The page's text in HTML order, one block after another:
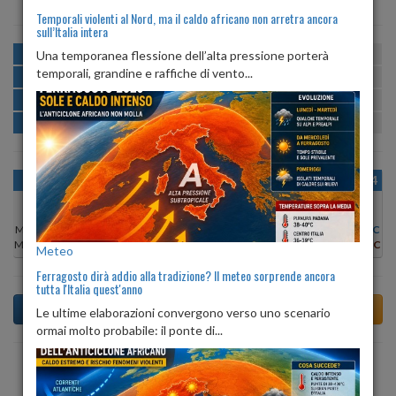
MATTINA min:20º max:27º U:
POMERIGGIO min:28º max:29º
SERA min:24º max:30º U:67% 78%
NOTTE min: 21º max:24º U:83%
OGGI
Min:
29°C
Max:31°C
DOM 09
Min:
Max:29°C
LUN 10
Min:28°C
Max:29°C
MAR 11
Min:
31°C
Max:31°C
MER 12
Max:31°C
GIO 13
Min:29°C
Max:31°C
VEN 14
29°C
Max:30°C
Previsioni del Tempo a Terzo d'Aquileia di domani
Temporali violenti al Nord, ma il caldo africano non arretra ancora
sull’Italia intera
Una temporanea flessione dell’alta pressione porterà
temporali, grandine e raffiche di vento...
Meteo
Ferragosto dirà addio alla tradizione? Il meteo sorprende ancora
tutta l'Italia quest'anno
Le ultime elaborazioni convergono verso uno scenario
ormai molto probabile: il ponte di...